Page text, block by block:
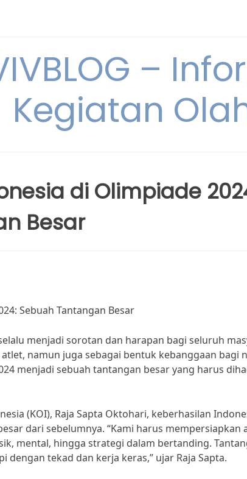
–
Kegiatan
di Olimpiade
Besar
Sebuah Tantangan Besar
menjadi sorotan dan harapan bagi seluruh
namun juga sebagai bentuk kebanggaan bagi
menjadi sebuah tantangan besar yang harus
(KOI), Raja Sapta Oktohari, keberhasilan
dari sebelumnya. “Kami harus mempersiapkan
mental, hingga strategi dalam bertanding.
tekad dan kerja keras,” ujar Raja Sapta.